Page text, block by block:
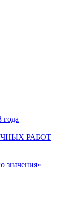
года
РАБОТ
значения»